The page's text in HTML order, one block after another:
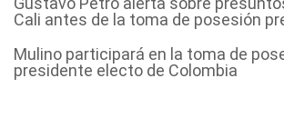
Cali antes de la toma de posesión
Mulino participará en la toma de
presidente electo de Colombia